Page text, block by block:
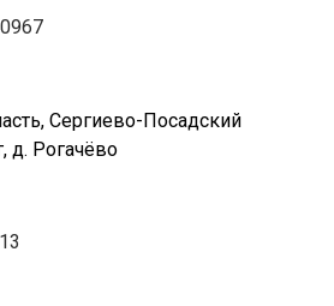
Сергиево-Посадский
д. Рогачёво